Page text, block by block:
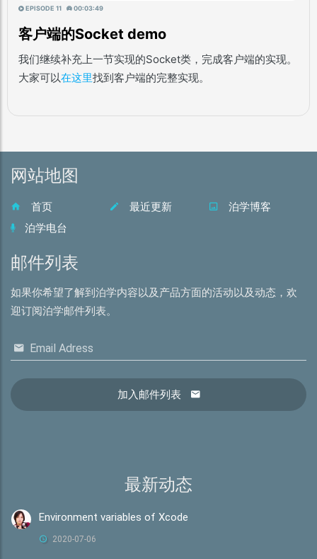
EPISODE 11 00:03:49
客户端的Socket demo
我们继续补充上一节实现的Socket类，完成客户端的实现。
大家可以在这里找到客户端的完整实现。
网站地图
首页 最近更新
泊学博客
泊学电台
邮件列表
如果你希望了解到泊学内容以及产品方面的活动以及动态，欢
迎订阅泊学邮件列表。
Email Adress
加入邮件列表
最新动态
Environment variables of Xcode
2020-07-06